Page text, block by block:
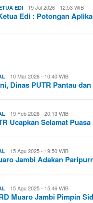
EDI 19 Jul 2026 - 12:53 WIB
Edi : Potongan
10 Mar 2026 - 10:40 WIB
Dinas PUTR Pantau
19 Feb 2026 - 20:13 WIB
Ucapkan Selamat
15 Agu 2025 - 19:50 WIB
Jambi Adakan
15 Agu 2025 - 15:46 WIB
Muaro Jambi Pimpin